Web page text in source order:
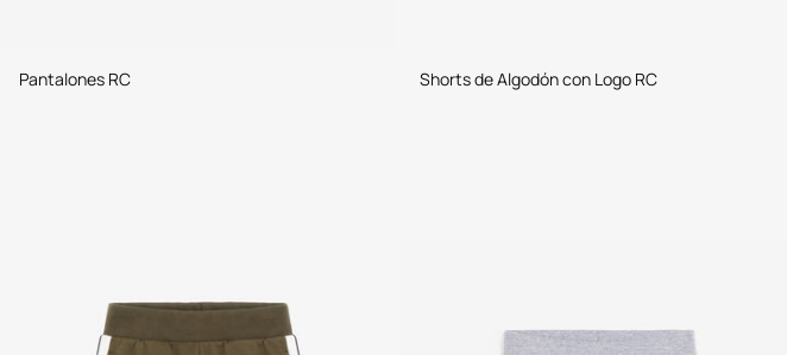
Pantalones RC Shorts de Algodón con Logo RC